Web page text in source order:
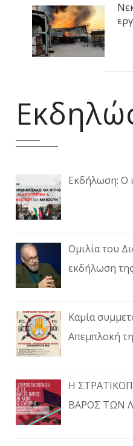
Εκδήλωση: Ο
Ομιλία του
εκδήλωση
Καμία
Απεμπλοκή
Η
ΒΑΡΟΣ ΤΩΝ